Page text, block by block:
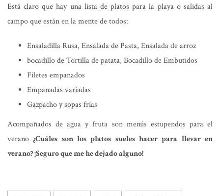
Está claro que hay una lista de platos para la playa o salidas al
campoque están en la mente de todos:
Ensaladilla Rusa, Ensalada de Pasta, Ensalada de arroz
bocadillo de Tortilla de patata, Bocadillo de Embutidos
Filetes empanados
Empanadas variadas
Gazpacho y sopas frías
Acompañados de agua y fruta son menús estupendos para el
verano ¿Cuáles son los platos sueles hacer para llevar en
verano? ¡Seguro que me he dejado alguno!